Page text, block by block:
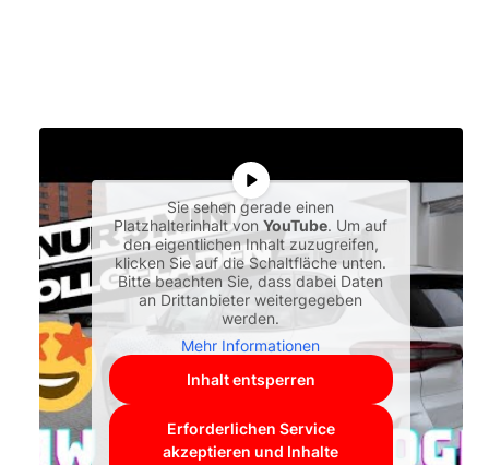
Sie sehen gerade einen
Platzhalterinhalt vonYouTube. Um auf
den eigentlichen Inhalt zuzugreifen,
klicken Sie auf die Schaltfläche unten.
Bitte beachten Sie, dass dabei Daten
an Drittanbieter weitergegeben
werden.
Mehr Informationen
Inhalt entsperren
Erforderlichen Service
akzeptieren und Inhalte